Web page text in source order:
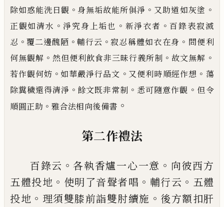
除如惑能洗日觀 。 身無垢故能所俱淨 。 又助道如灰塗 。
正觀如清水 。 淨究身上垢也 。 新淨衣者 。 百錄表寂滅
忍 。 覆二邊醜陋 。 輔行云 。 寂忍稱體如衣在身 。 問便利
何無觀解 。 然但便利飲食非三昧行義所制 。 故文無解 。
若作觀何妨 。 如華嚴淨行品文 。 又便利時順經作想 。 蕩
除糞穢還得清淨 。 餘文既非常制 。 悉可隨意作觀 。 但令
順圓正助 。 雅合法相向後備書 。
第二作禮法
百錄云 。 各執香爐一心一意 。 向彼西方
五體投地 。 使明了音聲者唱 。 輔行云 。 五體
投地 。 理須雙膝前詣雙肘續施 。 後方額扣肝